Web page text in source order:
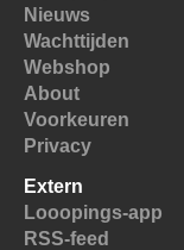
Nieuws
Wachttijden
Webshop
About
Voorkeuren
Privacy
Extern
Looopings-app
RSS-feed